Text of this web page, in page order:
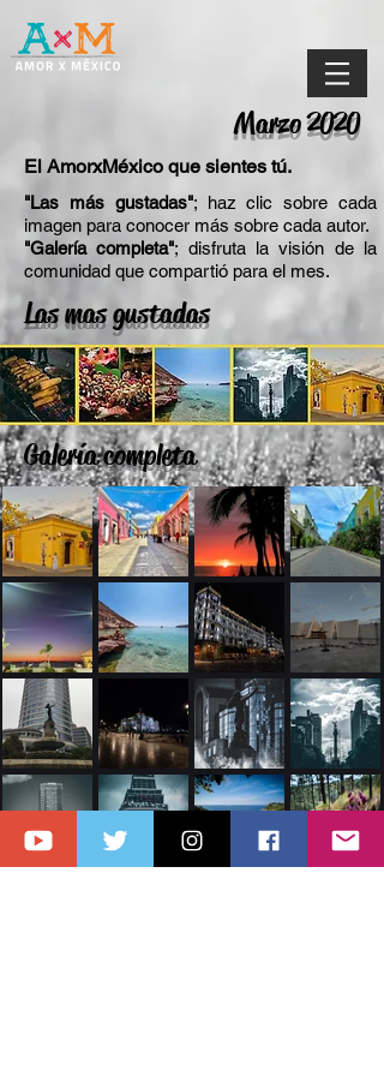
Marzo 2020
El AmorxMéxico que sientes tú.
"Las más gustadas"; haz clic sobre cada
imagen para conocer más sobre cada autor.
"Galería completa"; disfruta la visión de la
comunidad que compartió para el mes.
Las mas gustadas
Galería completa